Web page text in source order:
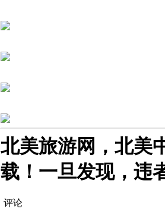
北美旅游网，北美
载！一旦发现，违
评论